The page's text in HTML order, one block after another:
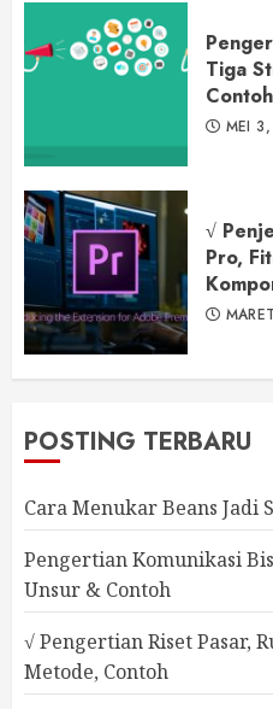
Tiga
Contoh
MEI
√
Pro,
POSTING TERBARU
Cara Menukar Beans Jadi
Pengertian Komunikasi
Unsur & Contoh
√ Pengertian Riset Pasar,
Metode, Contoh